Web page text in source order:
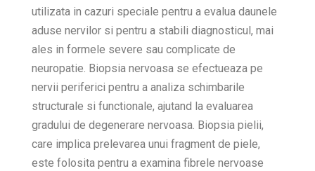
utilizata in cazuri speciale pentru a evalua daunele
aduse nervilor si pentru a stabili diagnosticul, mai
ales in formele severe sau complicate de
neuropatie. Biopsia nervoasa se efectueaza pe
nervii periferici pentru a analiza schimbarile
structurale si functionale, ajutand la evaluarea
gradului de degenerare nervoasa. Biopsia pielii,
care implica prelevarea unui fragment de piele,
este folosita pentru a examina fibrele nervoase